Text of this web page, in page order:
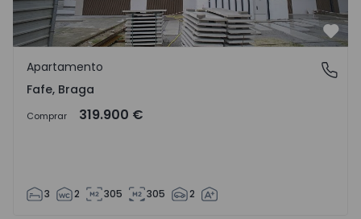
Fafe, Braga
Apartamento
Fafe, Braga
Comprar 319.900 €
3 2 305 305 2